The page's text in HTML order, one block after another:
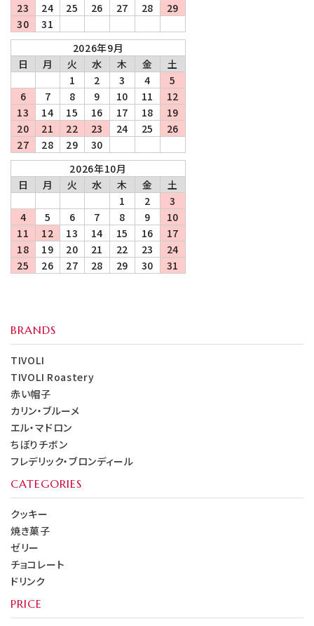
23
24 25 26 27 28
29
30
31
2026年9月
日
月 火 水 木 金
土
1
2 3 4
5
6
7 8 9 10 11
12
13
14 15 16 17 18
19
20
21 22 23 24 25
26
27
28 29
30
2026年10月
日
月 火 水 木 金
土
1
2
3
4
5 6 7 8 9
10
11
12 13 14 15 16
17
18
19 20 21 22 23
24
25
26 27 28 29 30 31
BRANDS
TIVOLI
TIVOLI Roastery
赤い帽子
カリン・ブルーメ
エル・マドロン
ちぼりチボン
フレデリック・ブロンディール
CATEGORIES
クッキー
焼き菓子
ゼリー
チョコレート
ドリンク
PRICE